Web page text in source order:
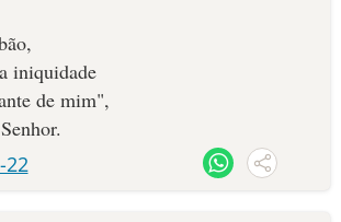
iniquidade
de mim",
22